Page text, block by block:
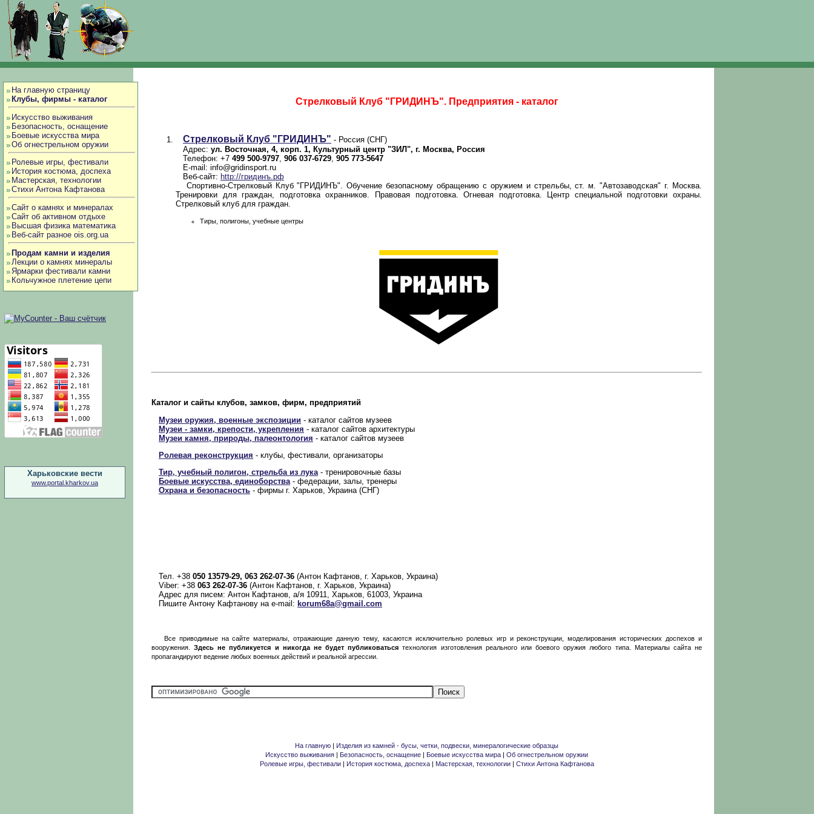
На главную страницу
Клубы, фирмы - каталог
Искусство выживания
Безопасность, оснащение
Боевые искусства мира
Об огнестрельном оружии
Ролевые игры, фестивали
История костюма, доспеха
Мастерская, технологии
Стихи Антона Кафтанова
Сайт о камнях и минералах
Сайт об активном отдыхе
Высшая физика математика
Веб-сайт разное ois.org.ua
Продам камни и изделия
Лекции о камнях минералы
Ярмарки фестивали камни
Кольчужное плетение цепи
Стрелковый Клуб "ГРИДИНЪ". Предприятия - каталог
Стрелковый Клуб "ГРИДИНЪ" - Россия (СНГ)
Адрес: ул. Восточная, 4, корп. 1, Культурный центр "ЗИЛ", г. Москва, Россия
Телефон: +7 499 500-9797, 906 037-6729, 905 773-5647
E-mail: info@gridinsport.ru
Веб-сайт: http://гридинъ.рф
Спортивно-Стрелковый Клуб "ГРИДИНЪ". Обучение безопасному обращению с оружием и стрельбы, ст. м. "Автозаводская" г. Москва.
Тренировки для граждан, подготовка охранников. Правовая подготовка. Огневая подготовка. Центр специальной подготовки охраны.
Стрелковый клуб для граждан.
Тиры, полигоны, учебные центры
Каталог и сайты клубов, замков, фирм, предприятий
Музеи оружия, военные экспозиции - каталог сайтов музеев
Музеи - замки, крепости, укрепления - каталог сайтов архитектуры
Музеи камня, природы, палеонтология - каталог сайтов музеев
Ролевая реконструкция - клубы, фестивали, организаторы
Тир, учебный полигон, стрельба из лука- тренировочные базы
Боевые искусства, единоборства- федерации, залы, тренеры
Охрана и безопасность - фирмы г. Харьков, Украина (СНГ)
Тел. +38 050 13579-29, 063 262-07-36 (Антон Кафтанов, г. Харьков, Украина)
Viber: +38 063 262-07-36 (Антон Кафтанов, г. Харьков, Украина)
Адрес для писем: Антон Кафтанов, а/я 10911, Харьков, 61003, Украина
Пишите Антону Кафтанову на e-mail: korum68a@gmail.com
Все приводимые на сайте материалы, отражающие данную тему, касаются исключительно ролевых игр и реконструкции, моделирования исторических доспехов и
вооружения.Здесь не публикуется и никогда не будет публиковаться технология изготовления реального или боевого оружия любого типа. Материалы сайта не
пропагандируют ведение любых военных действий и реальной агрессии.
На главную
Изделия из камней - бусы, четки, подвески, минералогические образцы
Искусство выживания
Безопасность, оснащение Боевые искусства мира
Об огнестрельном оружии
Ролевые игры, фестивали| История костюма, доспеха| Мастерская, технологии| Стихи Антона Кафтанова
Харьковские вести
www.portal.kharkov.ua